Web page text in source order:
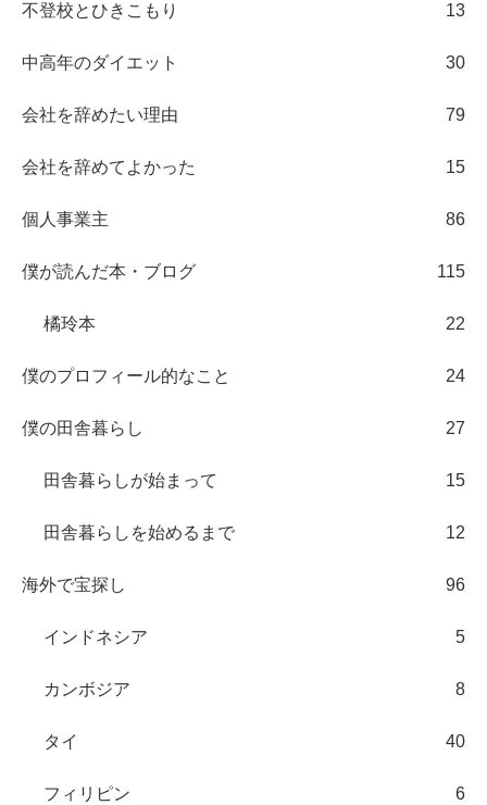
不登校とひきこもり 13
中高年のダイエット 30
会社を辞めたい理由 79
会社を辞めてよかった 15
個人事業主 86
僕が読んだ本・ブログ 115
橘玲本 22
僕のプロフィール的なこと 24
僕の田舎暮らし 27
田舎暮らしが始まって 15
田舎暮らしを始めるまで 12
海外で宝探し 96
インドネシア 5
カンボジア 8
タイ 40
フィリピン 6